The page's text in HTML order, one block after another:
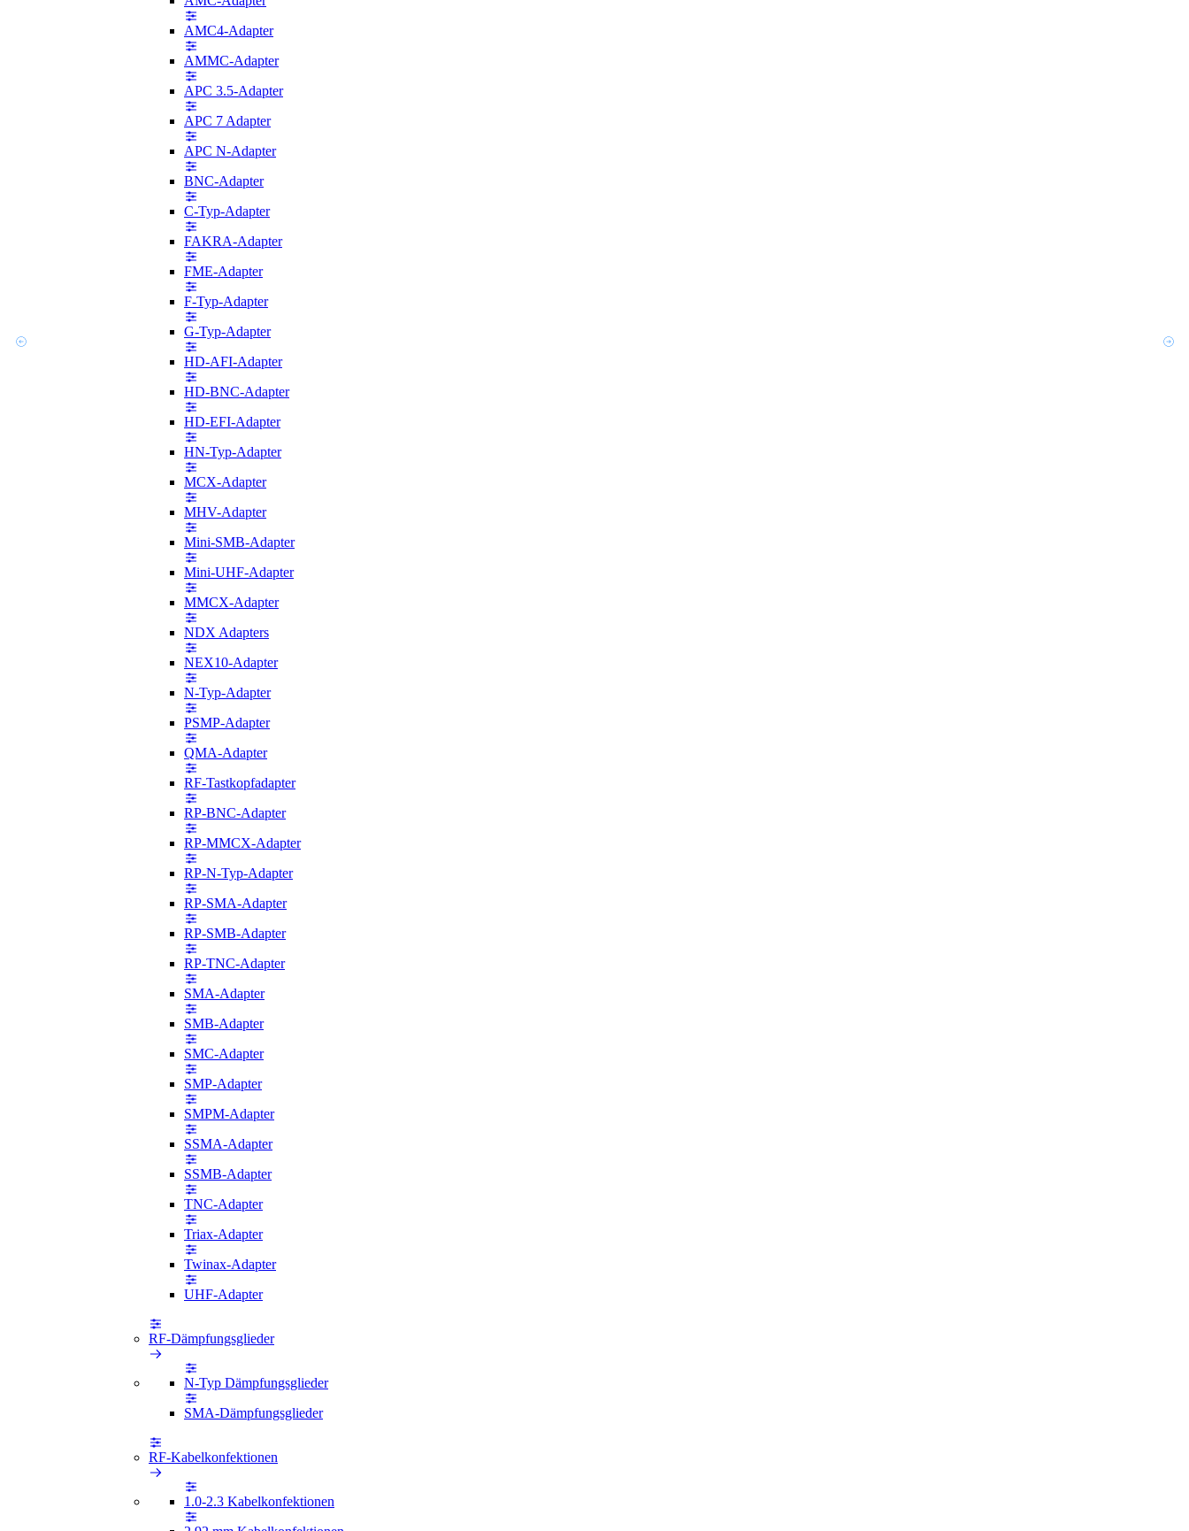
AMC4-Adapter
AMMC-Adapter
APC 3.5-Adapter
APC 7 Adapter
APC N-Adapter
BNC-Adapter
C-Typ-Adapter
FAKRA-Adapter
FME-Adapter
F-Typ-Adapter
G-Typ-Adapter
HD-AFI-Adapter
HD-BNC-Adapter
HD-EFI-Adapter
HN-Typ-Adapter
MCX-Adapter
MHV-Adapter
Mini-SMB-Adapter
Mini-UHF-Adapter
MMCX-Adapter
NDX Adapters
NEX10-Adapter
N-Typ-Adapter
PSMP-Adapter
QMA-Adapter
RF-Tastkopfadapter
RP-BNC-Adapter
RP-MMCX-Adapter
RP-N-Typ-Adapter
RP-SMA-Adapter
RP-SMB-Adapter
RP-TNC-Adapter
SMA-Adapter
SMB-Adapter
SMC-Adapter
SMP-Adapter
SMPM-Adapter
SSMA-Adapter
SSMB-Adapter
TNC-Adapter
Triax-Adapter
Twinax-Adapter
UHF-Adapter
RF-Dämpfungsglieder
N-Typ Dämpfungsglieder
SMA-Dämpfungsglieder
RF-Kabelkonfektionen
1.0-2.3 Kabelkonfektionen